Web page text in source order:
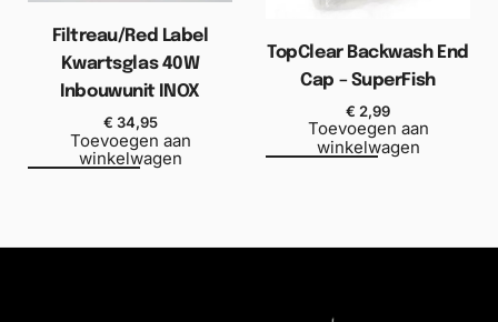
Filtreau/Red Label
Kwartsglas 40W
Inbouwunit INOX
€ 34,95
Toevoegen aan
winkelwagen
TopClear Backwash End
Cap – SuperFish
€ 2,99
Toevoegen aan
winkelwagen